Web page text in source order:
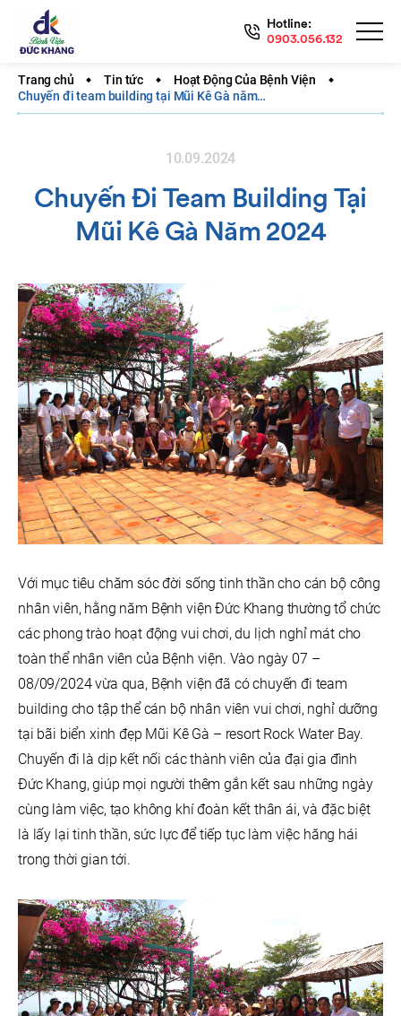
Trang chủ Tin tức
Hoạt Động Của Bệnh Viện
Chuyến đi team building tại Mũi Kê Gà năm…
Hotline:
0903.056.132
10.09.2024
Chuyến Đi Team Building Tại
Mũi Kê Gà Năm 2024
Với mục tiêu chăm sóc đời sống tinh thần cho cán bộ công
nhân viên, hằng năm Bệnh viện Đức Khang thường tổ chức
các phong trào hoạt động vui chơi, du lịch nghỉ mát cho
toàn thể nhân viên của Bệnh viện. Vào ngày 07 –
08/09/2024 vừa qua, Bệnh viện đã có chuyến đi team
building cho tập thể cán bộ nhân viên vui chơi, nghỉ dưỡng
tại bãi biển xinh đẹp Mũi Kê Gà – resort Rock Water Bay.
Chuyến đi là dịp kết nối các thành viên của đại gia đình
Đức Khang, giúp mọi người thêm gắn kết sau những ngày
cùng làm việc, tạo không khí đoàn kết thân ái, và đặc biệt
là lấy lại tinh thần, sức lực để tiếp tục làm việc hăng hái
trong thời gian tới.